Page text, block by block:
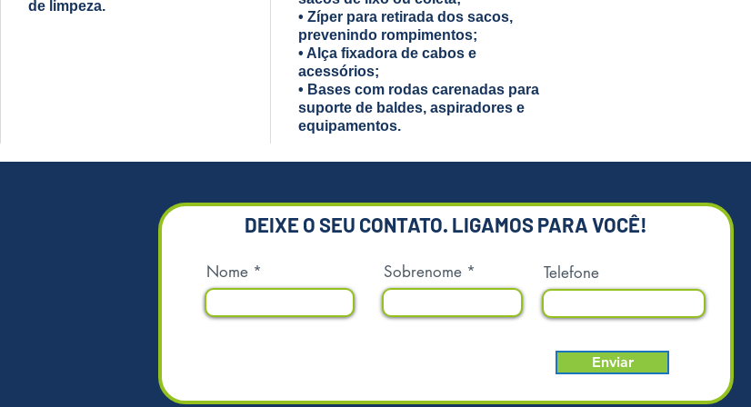
de limpeza.
• Zíper para retirada dos sacos,
prevenindo rompimentos;
• Alça fixadora de cabos e
acessórios;
• Bases com rodas carenadas para
suporte de baldes, aspiradores e
equipamentos.
DEIXE O SEU CONTATO. LIGAMOS PARA VOCÊ!
Nome Sobrenome Telefone
Enviar